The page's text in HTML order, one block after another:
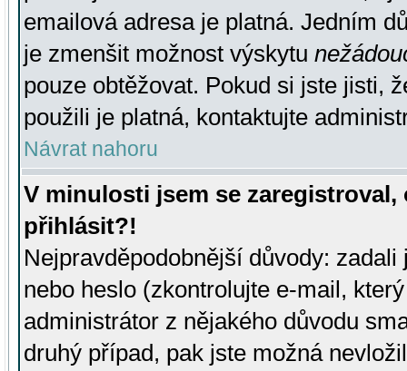
emailová adresa je platná. Jedním
je zmenšit možnost výskytu
pouze obtěžovat. Pokud si jste jisti,
použili je platná, kontaktujte
Návrat nahoru
V minulosti jsem se
přihlásit?!
Nejpravděpodobnější důvody:
nebo heslo (zkontrolujte e-mail,
administrátor z nějakého důvodu
druhý případ, pak jste možná